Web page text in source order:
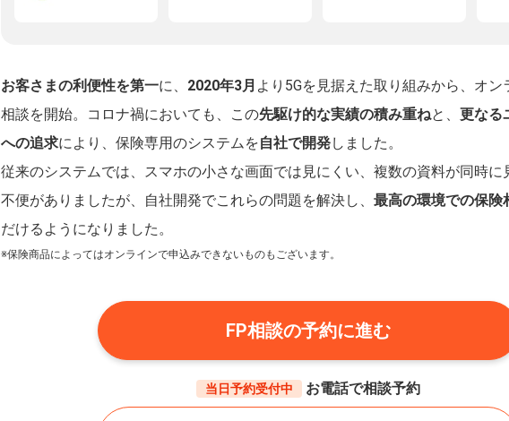
お客さまの利便性を第一に、 2020年3月 より5Gを見据えた取り組みから、オン
相談を開始。コロナ禍においても、この先駆け的な実績の積み重ねと、 更なる
への追求により、保険専用のシステムを自社で開発しました。
従来のシステムでは、スマホの小さな画面では見にくい、複数の資料が同時に
不便がありましたが、自社開発でこれらの問題を解決し、 最高の環境での保険
だけるようになりました。
※保険商品によってはオンラインで申込みできないものもございます。
FP相談の予約に進む
当日予約受付中 お電話で相談予約